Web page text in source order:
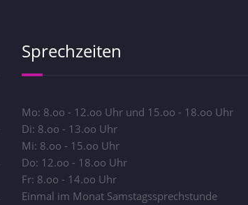
Sprechzeiten
Mo: 8.oo - 12.oo Uhr und 15.oo - 18.oo Uhr
Di: 8.oo - 13.oo Uhr
Mi: 8.oo - 15.oo Uhr
Do: 12.oo - 18.oo Uhr
Fr: 8.oo - 14.oo Uhr
Einmal im Monat Samstagssprechstunde